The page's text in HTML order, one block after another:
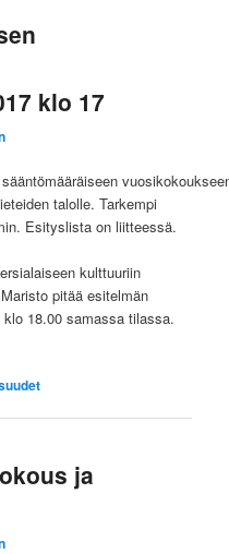
klo 17
talolle. Tarkempi
Esityslista on liitteessä.
kulttuuriin
pitää esitelmän
klo 18.00 samassa tilassa.
ja